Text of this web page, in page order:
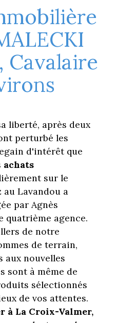
Cavalaire
liberté, après deux
perturbé les
d'intérêt que
achats
sur le
au Lavandou a
par Agnès
quatrième agence.
de notre
de terrain,
aux nouvelles
sont à même de
sélectionnés
de vos attentes.
à La Croix-Valmer,